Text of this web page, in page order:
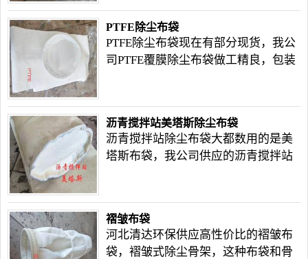
PTFE除尘布袋
PTFE除尘布袋现在有部分现货，我公
司PTFE覆膜除尘布袋做工精良，包装
沥青搅拌站美塔斯除尘布袋
沥青搅拌站除尘布袋大都数用的是美
塔斯布袋，我公司供应的沥青搅拌站
褶皱布袋
河北清达环保供应高性价比的褶皱布
袋，褶皱式除尘骨架，这种布袋和骨